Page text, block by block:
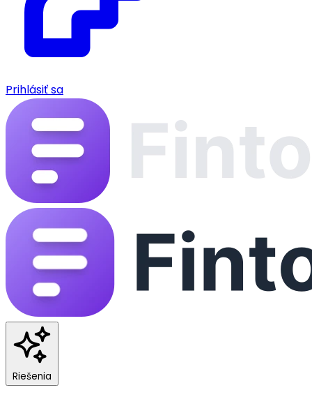
Prihlásiť sa
Riešenia